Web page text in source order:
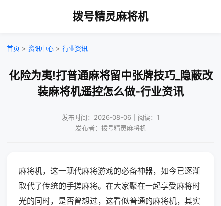
拨号精灵麻将机
首页 > 资讯中心 > 行业资讯
化险为夷!打普通麻将留中张牌技巧_隐蔽改
装麻将机遥控怎么做-行业资讯
发布时间：2026-08-06｜阅读：1
发布者：拨号精灵麻将机
麻将机，这一现代麻将游戏的必备神器，如今已逐渐
取代了传统的手搓麻将。在大家聚在一起享受麻将时
光的同时，是否曾想过，这看似普通的麻将机，其实